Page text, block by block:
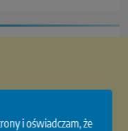
i oświadczam, że